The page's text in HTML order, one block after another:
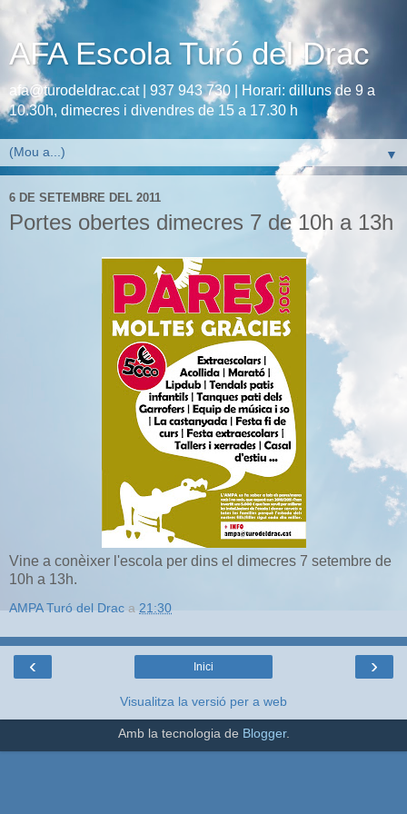
AFA Escola Turó del Drac
afa@turodeldrac.cat | 937 943 730 | Horari: dilluns de 9 a
10.30h, dimecres i divendres de 15 a 17.30 h
▼
6 DE SETEMBRE DEL 2011
Portes obertes dimecres 7 de 10h a 13h
Vine a conèixer l'escola per dins el dimecres 7 setembre de
10h a 13h.
AMPA Turó del Drac a 21:30
‹ ›
Inici
Visualitza la versió per a web
Amb la tecnologia de Blogger.